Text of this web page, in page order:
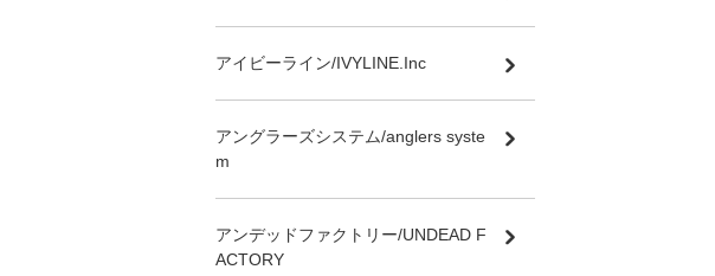
アイビーライン/IVYLINE.Inc
アングラーズシステム/anglers syste
m
アンデッドファクトリー/UNDEAD F
ACTORY